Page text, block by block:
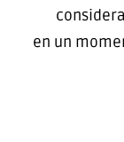
en un